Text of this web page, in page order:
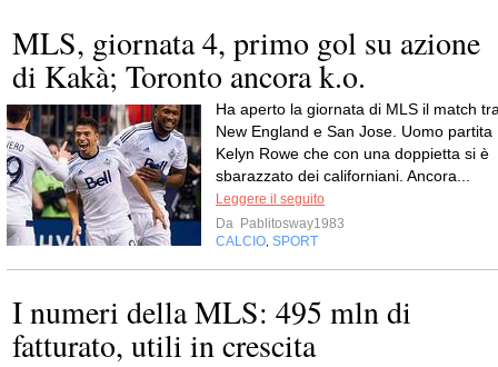
MLS, giornata 4, primo gol su azione
di Kakà; Toronto ancora k.o.
Ha aperto la giornata di MLS il match
New England e San Jose. Uomo partita
Kelyn Rowe che con una doppietta si è
sbarazzato dei californiani. Ancora...
Leggere il seguito
Da Pablitosway1983
CALCIO SPORT
I numeri della MLS: 495 mln di
fatturato, utili in crescita